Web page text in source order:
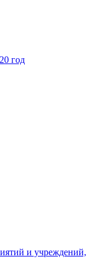
год
и учреждений,